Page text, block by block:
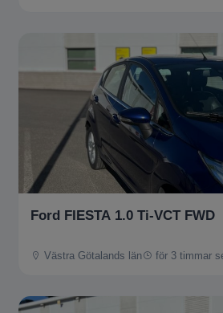
Ford FIESTA 1.0 Ti-VCT FWD
Västra Götalands län för 3 timmar